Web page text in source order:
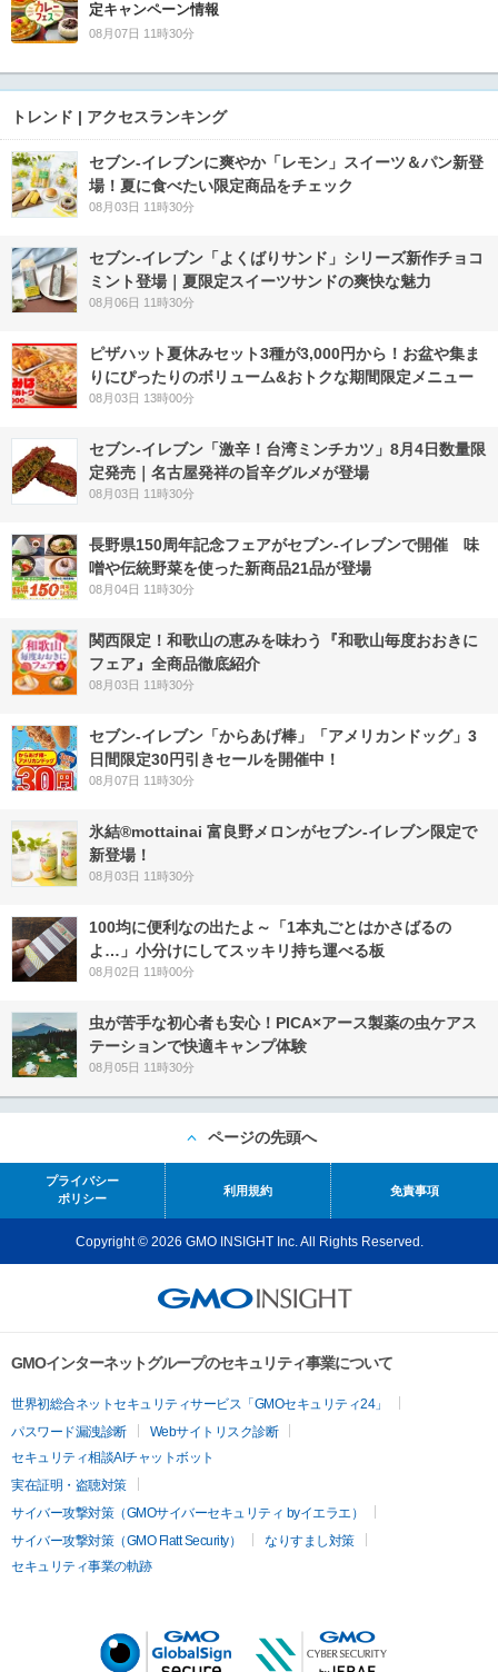
定キャンペーン情報
08月07日 11時30分
トレンド | アクセスランキング
セブン‐イレブンに爽やか「レモン」スイーツ＆パン新登
場！夏に食べたい限定商品をチェック
08月03日 11時30分
セブン‐イレブン「よくばりサンド」シリーズ新作チョコ
ミント登場｜夏限定スイーツサンドの爽快な魅力
08月06日 11時30分
ピザハット夏休みセット3種が3,000円から！お盆や集ま
りにぴったりのボリューム&おトクな期間限定メニュー
08月03日 13時00分
セブン-イレブン「激辛！台湾ミンチカツ」8月4日数量限
定発売｜名古屋発祥の旨辛グルメが登場
08月03日 11時30分
長野県150周年記念フェアがセブン-イレブンで開催 味
噌や伝統野菜を使った新商品21品が登場
08月04日 11時30分
関西限定！和歌山の恵みを味わう『和歌山毎度おおきに
フェア』全商品徹底紹介
08月03日 11時30分
セブン‐イレブン「からあげ棒」「アメリカンドッグ」3
日間限定30円引きセールを開催中！
08月07日 11時30分
氷結®mottainai 富良野メロンがセブン‐イレブン限定で
新登場！
08月03日 11時30分
100均に便利なの出たよ～「1本丸ごとはかさばるの
よ…」小分けにしてスッキリ持ち運べる板
08月02日 11時00分
虫が苦手な初心者も安心！PICA×アース製薬の虫ケアス
テーションで快適キャンプ体験
08月05日 11時30分
ページの先頭へ
プライバシー
ポリシー
利用規約 免責事項
Copyright © 2026 GMO INSIGHT Inc. All Rights Reserved.
GMOインターネットグループのセキュリティ事業について
世界初総合ネットセキュリティサービス「GMOセキュリティ24」
パスワード漏洩診断
Webサイトリスク診断
セキュリティ相談AIチャットボット
実在証明・盗聴対策
サイバー攻撃対策（GMOサイバーセキュリティ byイエラエ）
サイバー攻撃対策（GMO Flatt Security）
なりすまし対策
セキュリティ事業の軌跡